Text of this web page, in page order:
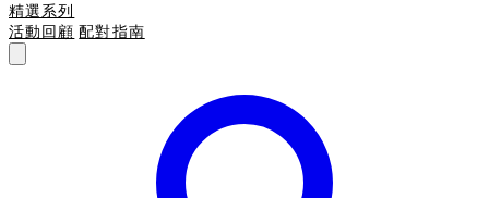
精選系列
活動回顧 配對指南